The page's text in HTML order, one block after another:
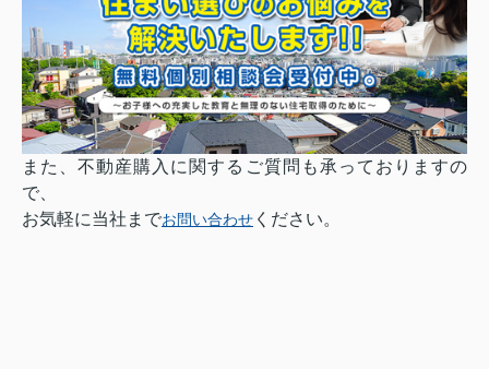
また、不動産購入に関するご質問も承っておりますの
で、
お気軽に当社までお問い合わせ ください。